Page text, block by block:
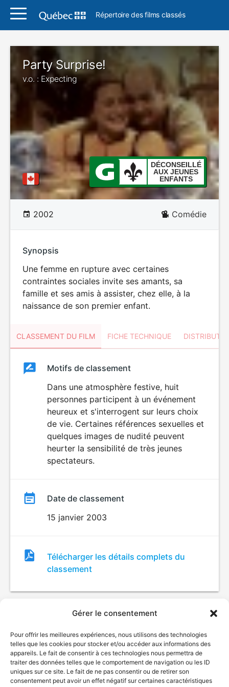
Gérer le consentement
Pour offrir les meilleures expériences, nous utilisons des technologies
telles que les cookies pour stocker et/ou accéder aux informations des
appareils. Le fait de consentir à ces technologies nous permettra de
traiter des données telles que le comportement de navigation ou les ID
uniques sur ce site. Le fait de ne pas consentir ou de retirer son
consentement peut avoir un effet négatif sur certaines caractéristiques
Répertoire des films classés
Party Surprise!
v.o. : Expecting
DÉCONSEILLÉ
AUX JEUNES
ENFANTS
2002 Comédie
Synopsis
Une femme en rupture avec certaines
contraintes sociales invite ses amants, sa
famille et ses amis à assister, chez elle, à la
naissance de son premier enfant.
CLASSEMENT DU FILM FICHE TECHNIQUE
ClassementClassement
DÉCONSEILLÉ
AUX JEUNES
ENFANTS
Motifs de classement
Dans une atmosphère festive, huit
personnes participent à un événement
heureux et s'interrogent sur leurs choix
de vie. Certaines références sexuelles et
quelques images de nudité peuvent
heurter la sensibilité de très jeunes
spectateurs.
Date de classement
15 janvier 2003
Fichier
de
classement
Télécharger les détails complets du
classement
© Gouvernement du Québec, 2026